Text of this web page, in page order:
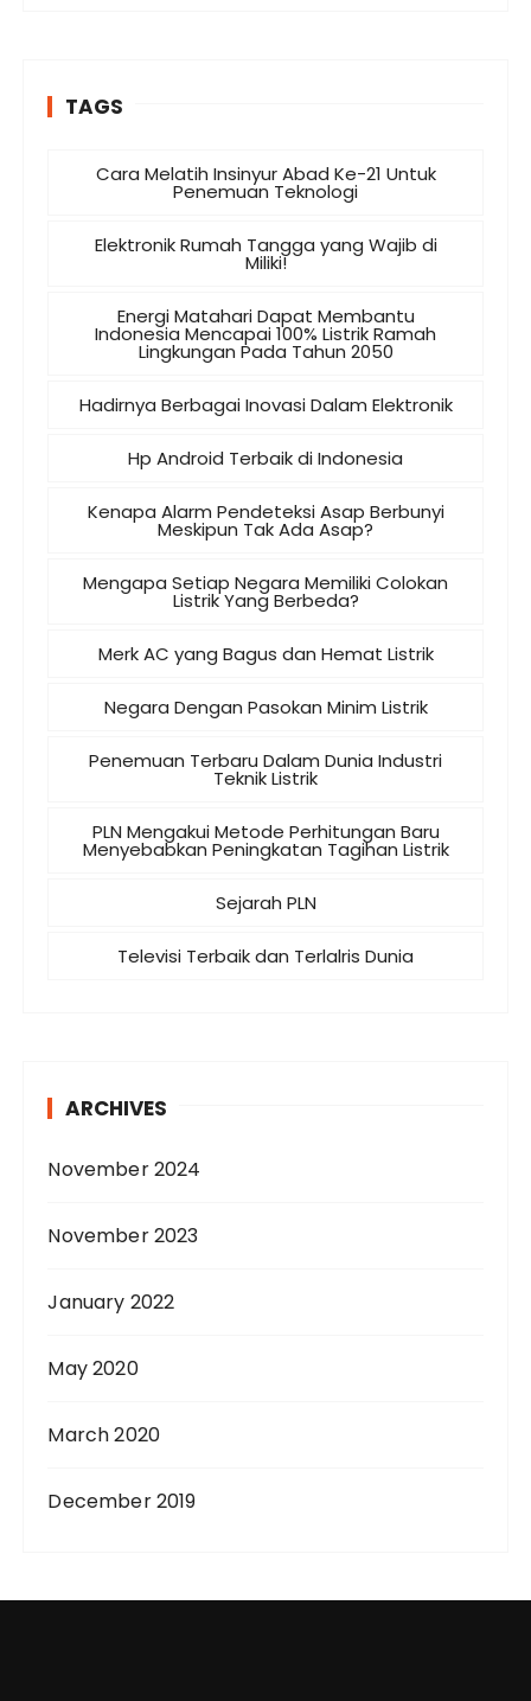
TAGS
Cara Melatih Insinyur Abad Ke-21 Untuk
Penemuan Teknologi
Elektronik Rumah Tangga yang Wajib di
Miliki!
Energi Matahari Dapat Membantu
Indonesia Mencapai 100% Listrik Ramah
Lingkungan Pada Tahun 2050
Hadirnya Berbagai Inovasi Dalam Elektronik
Hp Android Terbaik di Indonesia
Kenapa Alarm Pendeteksi Asap Berbunyi
Meskipun Tak Ada Asap?
Mengapa Setiap Negara Memiliki Colokan
Listrik Yang Berbeda?
Merk AC yang Bagus dan Hemat Listrik
Negara Dengan Pasokan Minim Listrik
Penemuan Terbaru Dalam Dunia Industri
Teknik Listrik
PLN Mengakui Metode Perhitungan Baru
Menyebabkan Peningkatan Tagihan Listrik
Sejarah PLN
Televisi Terbaik dan Terlalris Dunia
ARCHIVES
November 2024
November 2023
January 2022
May 2020
March 2020
December 2019